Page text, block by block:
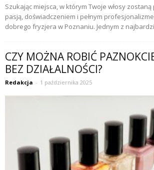
Szukając miejsca, w którym Twoje włosy
pasją, doświadczeniem i pełnym
dobrego fryzjera w Poznaniu. Jednym z
CZY MOŻNA ROBIĆ
BEZ DZIAŁALNOŚCI?
Redakcja - 1 października 2025